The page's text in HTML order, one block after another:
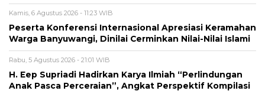
Kamis, 6 Agustus 2026 - 11:23 WIB
Peserta Konferensi Internasional Apresiasi Keramahan
Warga Banyuwangi, Dinilai Cerminkan Nilai-Nilai Islami
Rabu, 5 Agustus 2026 - 21:01 WIB
H. Eep Supriadi Hadirkan Karya Ilmiah “Perlindungan
Anak Pasca Perceraian”, Angkat Perspektif Kompilasi